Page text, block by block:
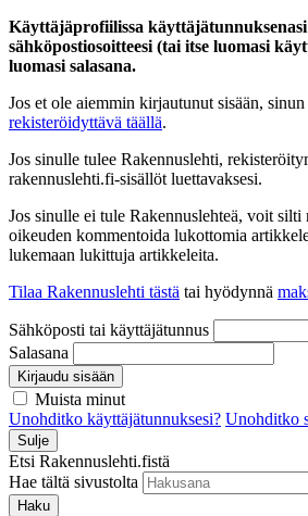
Käyttäjäprofiilissa
sähköpostiosoitteesi (tai itse luomasi
luomasi salasana.
Jos et ole aiemmin kirjautunut sisään, sinun
rekisteröidyttävä täällä.
Jos sinulle tulee Rakennuslehti,
rakennuslehti.fi-sisällöt luettavaksesi.
Jos sinulle ei tule Rakennuslehteä, voit
oikeuden kommentoida lukottomia
lukemaan lukittuja artikkeleita.
Tilaa Rakennuslehti tästä tai hyödynnä
Sähköposti tai käyttäjätunnus
Salasana
Kirjaudu sisään
Muista minut
Unohditko käyttäjätunnuksesi? Unohditko
Sulje
Etsi Rakennuslehti.fistä
Hae tältä sivustolta
Haku